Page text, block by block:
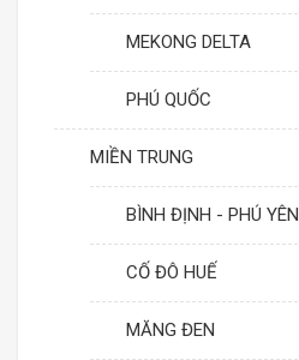
MEKONG DELTA
PHÚ QUỐC
MIỀN TRUNG
BÌNH ĐỊNH - PHÚ YÊN
CỐ ĐÔ HUẾ
MĂNG ĐEN